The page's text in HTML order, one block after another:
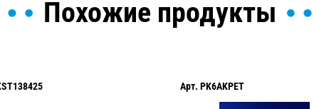
Похожие продукты
Арт. PK6AKPET